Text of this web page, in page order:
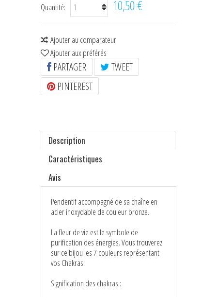
Quantité: 10,50 €
Ajouter au comparateur
Ajouter aux préférés
PARTAGER
TWEET
PINTEREST
Description
Caractéristiques
Avis
Pendentif accompagné de sa chaîne en
acier inoxydable de couleur bronze.
La fleur de vie est le symbole de
purification des énergies. Vous trouverez
sur ce bijou les 7 couleurs représentant
vos Chakras.
Signification des chakras :